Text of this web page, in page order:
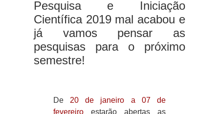
Pesquisa e Iniciação
Científica 2019 mal acabou e
já vamos pensar as
pesquisas para o próximo
semestre!
De 20 de janeiro a 07 de
fevereiroestarão abertas as